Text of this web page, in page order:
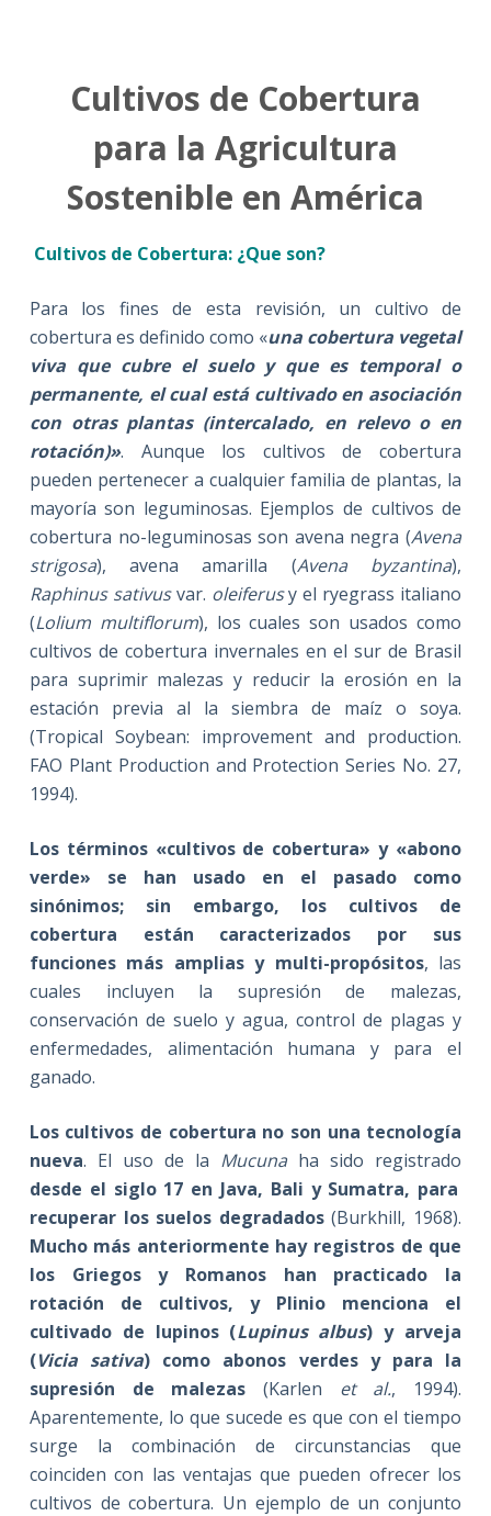
Cultivos de Cobertura
para la Agricultura
Sostenible en América
Cultivos de Cobertura: ¿Que son?
Para los fines de esta revisión, un cultivo de
cobertura es definido como «una cobertura vegetal
viva que cubre el suelo y que es temporal o
permanente, el cual está cultivado en asociación
con otras plantas (intercalado, en relevo o en
rotación)». Aunque los cultivos de cobertura
pueden pertenecer a cualquier familia de plantas, la
mayoría son leguminosas. Ejemplos de cultivos de
cobertura no-leguminosas son avena negra (Avena
strigosa), avena amarilla (Avena byzantina),
Raphinus sativusvar. oleiferusy el ryegrass italiano
(Lolium multiflorum), los cuales son usados como
cultivos de cobertura invernales en el sur de Brasil
para suprimir malezas y reducir la erosión en la
estación previa al la siembra de maíz o soya.
(Tropical Soybean: improvement and production.
FAO Plant Production and Protection Series No. 27,
1994).
Los términos «cultivos de cobertura» y «abono
verde» se han usado en el pasado como
sinónimos; sin embargo, los cultivos de
cobertura están caracterizados por sus
funciones más amplias y multi-propósitos, las
cuales incluyen la supresión de malezas,
conservación de suelo y agua, control de plagas y
enfermedades, alimentación humana y para el
ganado.
Los cultivos de cobertura no son una tecnología
nueva. El uso de la Mucuna ha sido registrado
desde el siglo 17 en Java, Bali y Sumatra, para
recuperar los suelos degradados(Burkhill, 1968).
Mucho más anteriormente hay registros de que
los Griegos y Romanos han practicado la
rotación de cultivos, y Plinio menciona el
cultivado de lupinos (Lupinus albus) y arveja
(Vicia sativa) como abonos verdes y para la
supresión de malezas (Karlen et al., 1994).
Aparentemente, lo que sucede es que con el tiempo
surge la combinación de circunstancias que
coinciden con las ventajas que pueden ofrecer los
cultivos de cobertura. Un ejemplo de un conjunto